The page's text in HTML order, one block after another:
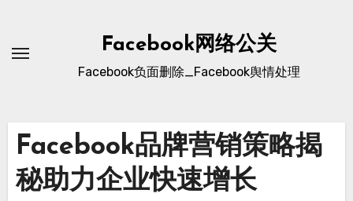
content
Facebook网络公关
Facebook负面删除_Facebook舆情处理
Facebook品牌营销策略揭
秘助力企业快速增长